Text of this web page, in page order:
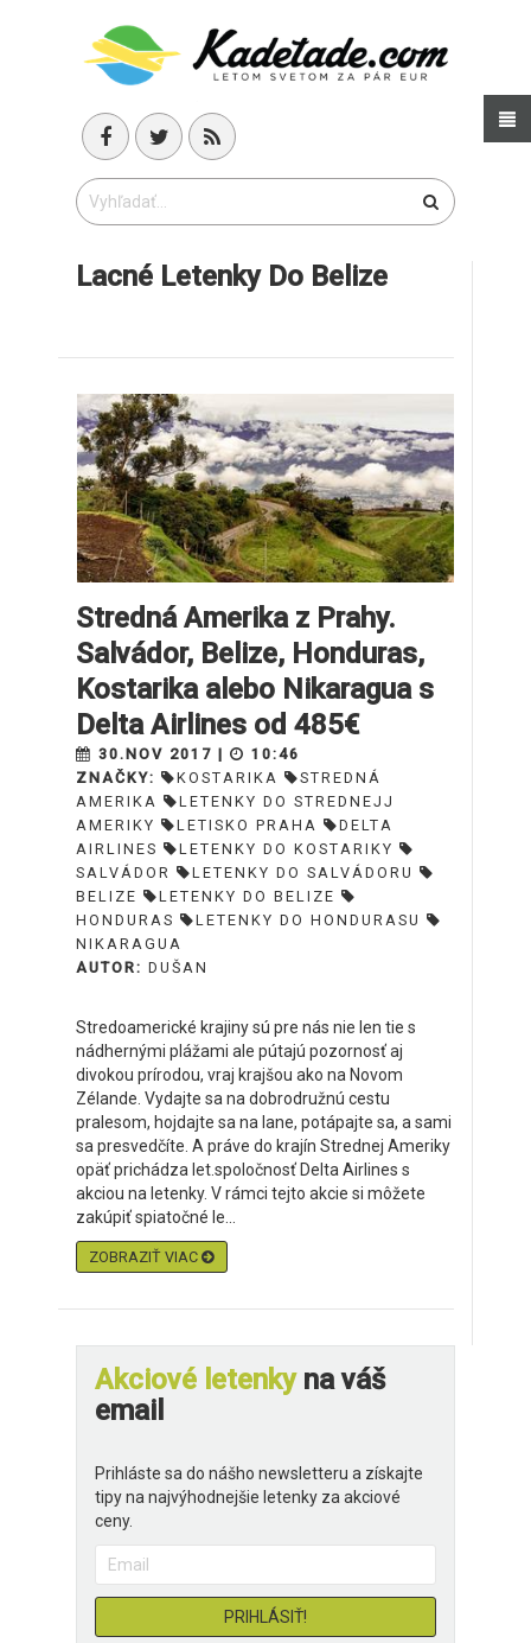
Lacné Letenky Do Belize
Stredná Amerika z Prahy.
Salvádor, Belize, Honduras,
Kostarika alebo Nikaragua s
Delta Airlines od 485€
30.NOV 2017 |
10:46
ZNAČKY:
KOSTARIKA
STREDNÁ
AMERIKA
LETENKY DO STREDNEJJ
AMERIKY
LETISKO PRAHA
DELTA
AIRLINES
LETENKY DO KOSTARIKY
SALVÁDOR
LETENKY DO SALVÁDORU
BELIZE
LETENKY DO BELIZE
HONDURAS
LETENKY DO HONDURASU
NIKARAGUA
AUTOR: DUŠAN
Stredoamerické krajiny sú pre nás nie len tie s
nádhernými plážami ale pútajú pozornosť aj
divokou prírodou, vraj krajšou ako na Novom
Zélande. Vydajte sa na dobrodružnú cestu
pralesom, hojdajte sa na lane, potápajte sa, a sami
sa presvedčíte. A práve do krajín Strednej Ameriky
opäť prichádza let.spoločnosť Delta Airlines s
akciou na letenky. V rámci tejto akcie si môžete
zakúpiť spiatočné le...
ZOBRAZIŤ VIAC
Akciové letenkyna váš
email
Prihláste sa do nášho newsletteru a získajte
tipy na najvýhodnejšie letenky za akciové
ceny.